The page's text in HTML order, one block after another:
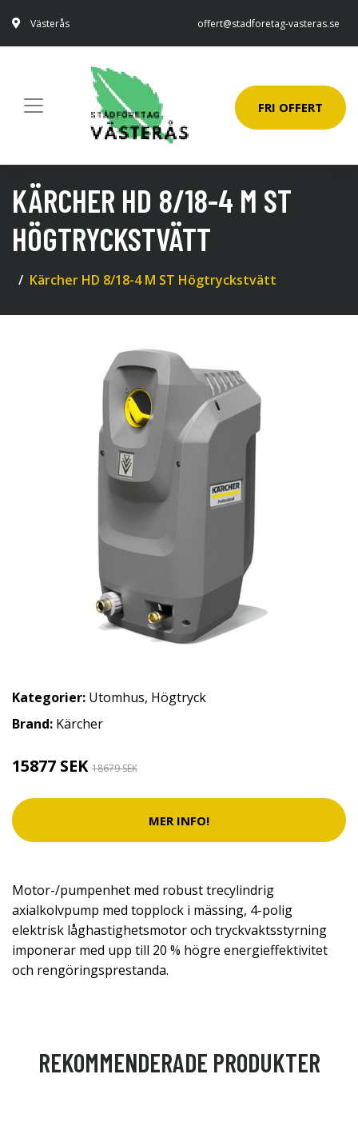
Västerås offert@stadforetag-vasteras.se
FRI OFFERT
KÄRCHER HD 8/18-4 M ST
HÖGTRYCKSTVÄTT
Kärcher HD 8/18-4 M ST Högtryckstvätt
Kategorier: Utomhus, Högtryck
Brand: Kärcher
15877 SEK 18679 SEK
MER INFO!
Motor-/pumpenhet med robust trecylindrig
axialkolvpump med topplock i mässing, 4-polig
elektrisk låghastighetsmotor och tryckvaktsstyrning
imponerar med upp till 20 % högre energieffektivitet
och rengöringsprestanda.
REKOMMENDERADE PRODUKTER